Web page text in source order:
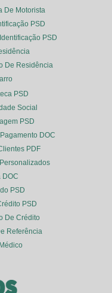
De Motorista
PSD
PSD
De Residência
PSD
Social
PSD
DOC
PDF
DOC
PSD
PSD
De Crédito
Referência